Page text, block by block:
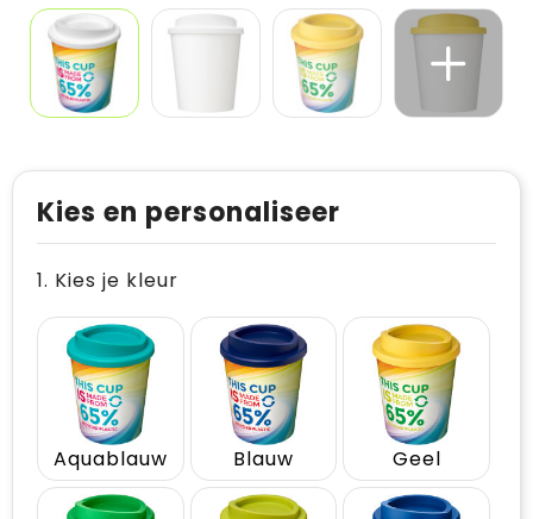
Kies en personaliseer
1. Kies je kleur
Aquablauw Blauw Geel